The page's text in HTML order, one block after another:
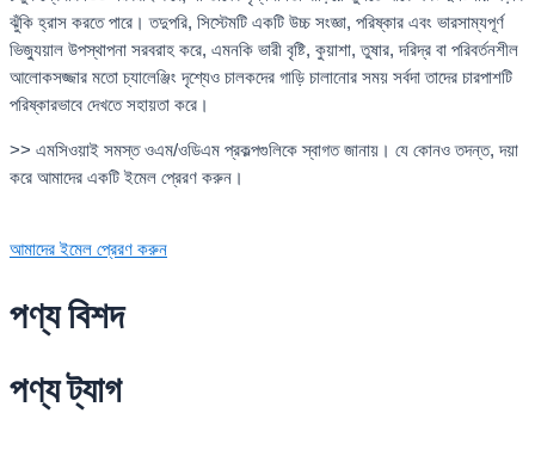
ঝুঁকি হ্রাস করতে পারে। তদুপরি, সিস্টেমটি একটি উচ্চ সংজ্ঞা, পরিষ্কার এবং ভারসাম্যপূর্ণ
ভিজ্যুয়াল উপস্থাপনা সরবরাহ করে, এমনকি ভারী বৃষ্টি, কুয়াশা, তুষার, দরিদ্র বা পরিবর্তনশীল
আলোকসজ্জার মতো চ্যালেঞ্জিং দৃশ্যেও চালকদের গাড়ি চালানোর সময় সর্বদা তাদের চারপাশটি
পরিষ্কারভাবে দেখতে সহায়তা করে।
>> এমসিওয়াই সমস্ত ওএম/ওডিএম প্রকল্পগুলিকে স্বাগত জানায়। যে কোনও তদন্ত, দয়া
করে আমাদের একটি ইমেল প্রেরণ করুন।
আমাদের ইমেল প্রেরণ করুন
পণ্য বিশদ
পণ্য ট্যাগ